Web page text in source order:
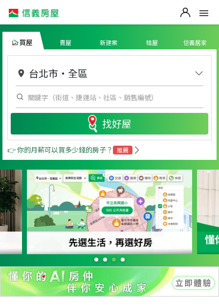
買屋 賣屋 新建案 租屋 信義居家
台北市 ・ 全區
找好屋
👉 你的月薪可以買多少錢的房子？ 推薦